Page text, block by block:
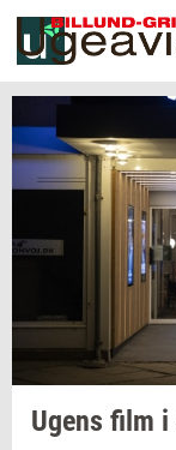
Ugens film i